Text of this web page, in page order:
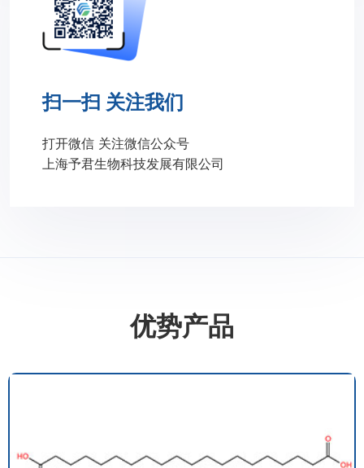
扫一扫 关注我们
打开微信 关注微信公众号
上海予君生物科技发展有限公司
优势产品